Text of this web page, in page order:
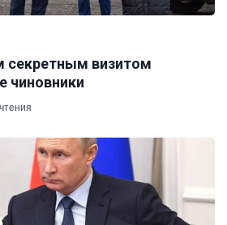
секретным визитом
чиновники